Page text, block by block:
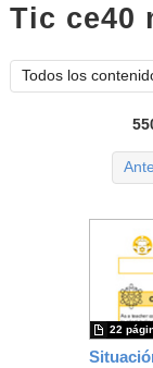
Tic ce40
Todos los
22